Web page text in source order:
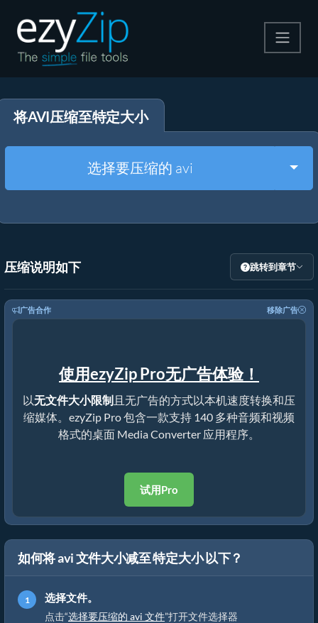
解压
其他工具
将AVI压缩至特定大小
选择要压缩的 avi
压缩说明如下 跳转到章节
广告合作 移除广告
使用ezyZip Pro无广告体验！
以无文件大小限制且无广告的方式以本机速度转换和压
缩媒体。ezyZip Pro 包含一款支持 140 多种音频和视频
格式的桌面 Media Converter 应用程序。
试用Pro
如何将 avi 文件大小减至 特定大小 以下？
选择文件。
点击“选择要压缩的 avi 文件”打开文件选择器